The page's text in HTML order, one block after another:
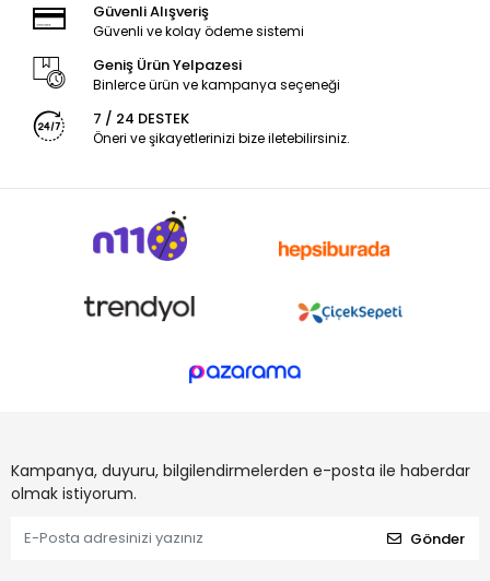
Güvenli Alışveriş
Güvenli ve kolay ödeme sistemi
Geniş Ürün Yelpazesi
Binlerce ürün ve kampanya seçeneği
7 / 24 DESTEK
Öneri ve şikayetlerinizi bize iletebilirsiniz.
Kampanya, duyuru, bilgilendirmelerden e-posta ile haberdar
olmak istiyorum.
Gönder